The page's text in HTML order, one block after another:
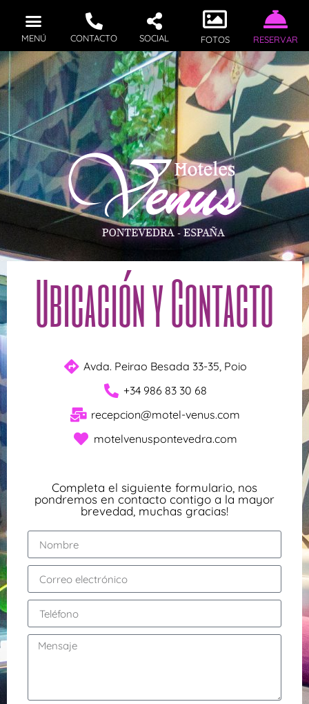
MENÚ CONTACTO SOCIAL FOTOS RESERVAR
Ubicación y Contacto
Avda. Peirao Besada 33-35, Poio
+34 986 83 30 68
recepcion@motel-venus.com
motelvenuspontevedra.com
Completa el siguiente formulario, nos
pondremos en contacto contigo a la mayor
brevedad, muchas gracias!